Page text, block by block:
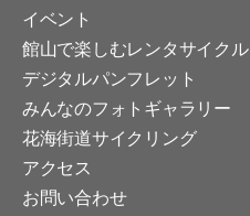
イベント
館山で楽しむレンタサイクル
デジタルパンフレット
みんなのフォトギャラリー
花海街道サイクリング
アクセス
お問い合わせ